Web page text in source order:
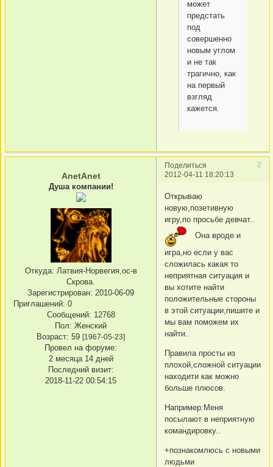
может
предстать
под
совершенно
новым углом
и не так
трагично, как
на первый
взгляд
кажется.
Поделиться
2
2012-04-11 18:20:13
AnetAnet
Душа компании!
Откуда: Латвия-Норвегия,ос-в
Скрова.
Зарегистрирован: 2010-06-09
Приглашений: 0
Сообщений: 12768
Пол: Женский
Возраст: 59 [1967-05-23]
Провел на форуме:
2 месяца 14 дней
Последний визит:
2018-11-22 00:54:15
Открываю
новую,позетивную
игру,по просьбе девчат..
Она вроде и
игра,но если у вас
сложилась какая то
неприятная ситуация и
вы хотите найти
положительные стороны
в этой ситуации,пишите и
мы вам поможем их
найти..
Правила просты из
плохой,сложной ситуации
находити как можно
больше плюсов.
Например:Меня
посылают в неприятную
командировку..
+познакомлюсь с новыми
людьми